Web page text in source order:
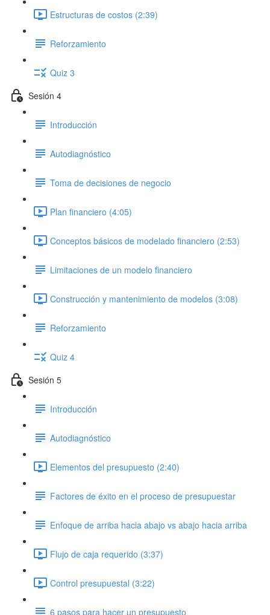
Estructuras de costos (2:39)
Reforzamiento
Quiz 3
Sesión 4
Introducción
Autodiagnóstico
Toma de decisiones de negocio
Plan financiero (4:05)
Conceptos básicos de modelado financiero (2:53)
Limitaciones de un modelo financiero
Construcción y mantenimiento de modelos (3:08)
Reforzamiento
Quiz 4
Sesión 5
Introducción
Autodiagnóstico
Elementos del presupuesto (2:40)
Factores de éxito en el proceso de presupuestar
Enfoque de arriba hacia abajo vs abajo hacia arriba
Flujo de caja requerido (3:37)
Control presupuestal (3:22)
6 pasos para hacer un presupuesto